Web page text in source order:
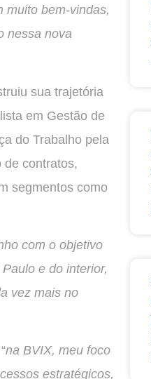
muito bem-vindas,
nessa nova
sua trajetória
em Gestão de
do Trabalho pela
de contratos,
segmentos como
com o objetivo
e do interior,
vez mais no
na BVIX, meu foco
estratégicos,